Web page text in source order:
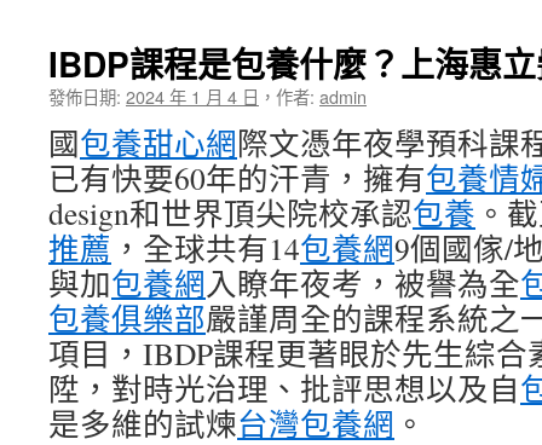
IBDP課程是包養什麼？上海惠
發佈日期: 2024 年 1 月 4 日 ， 作者: admin
國包養甜心網際文憑年夜學預科課
已有快要60年的汗青，擁有包養情
design和世界頂尖院校承認包養 。
推薦 ，全球共有14包養網9個國傢/
與加包養網入瞭年夜考，被譽為全
包養俱樂部嚴謹周全的課程系統之
項目，IBDP課程更著眼於先生綜合
陞，對時光治理、批評思想以及自
是多維的試煉台灣包養網 。